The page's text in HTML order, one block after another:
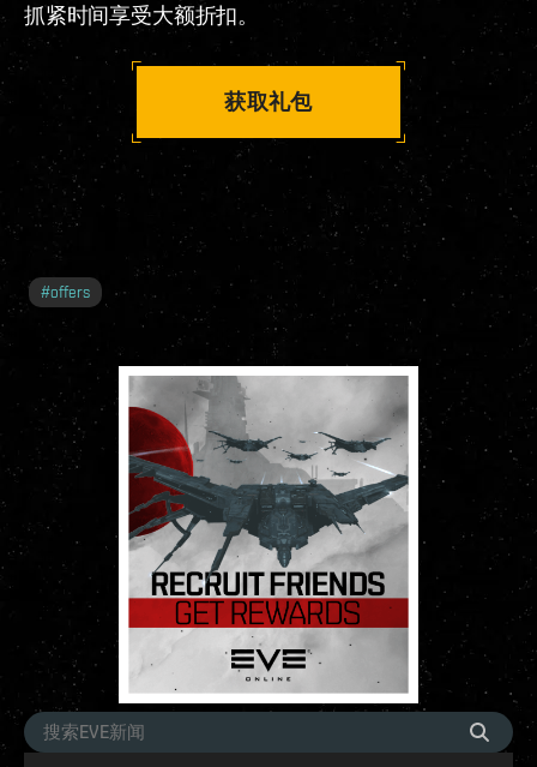
抓紧时间享受大额折扣。
获取礼包
#offers